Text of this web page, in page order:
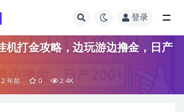
登录
机打金攻略，边玩游边撸金，日产
2 年前 0 2.4K